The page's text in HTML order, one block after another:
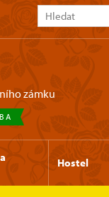
zámku
Hostel